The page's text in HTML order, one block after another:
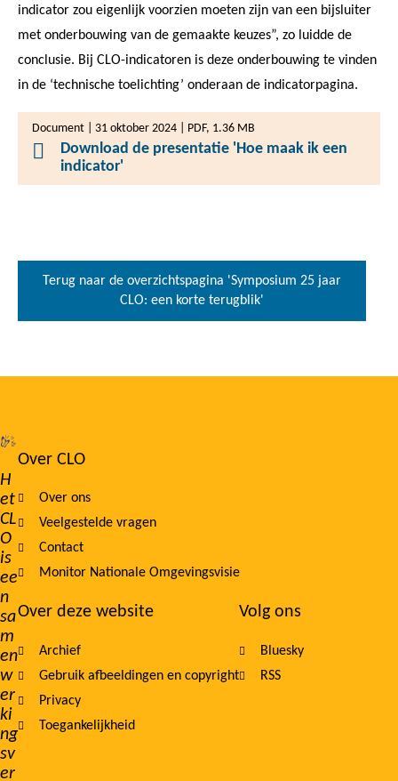
indicator zou eigenlijk voorzien moeten zijn van een bijsluiter
met onderbouwing van de gemaakte keuzes”, zo luidde de
conclusie. Bij CLO-indicatoren is deze onderbouwing te vinden
in de ‘technische toelichting’ onderaan de indicatorpagina.
Document | 31 oktober 2024 | PDF, 1.36 MB
Download de presentatie 'Hoe maak ik een
indicator'
Terug naar de overzichtspagina 'Symposium 25 jaar
CLO: een korte terugblik'
H
et
CL
O
is
ee
n
sa
m
en
w
er
ki
ng
sv
er
Footer
navigation
Over CLO
Over ons
Veelgestelde vragen
Contact
Monitor Nationale Omgevingsvisie
Over deze website
Archief
Gebruik afbeeldingen en copyright
Privacy
Toegankelijkheid
Volg ons
Bluesky
RSS